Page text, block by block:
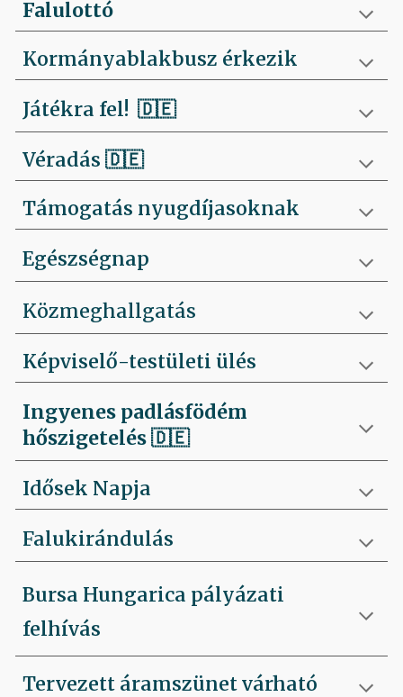
Falulottó
Kormányablakbusz érkezik
Játékra fel!🇩🇪
Véradás🇩🇪
Támogatás nyugdíjasoknak
Egészségnap
Közmeghallgatás
Képviselő-testületi ülés
Ingyenes padlásfödém
hőszigetelés🇩🇪
Idősek Napja
Falukirándulás
Bursa Hungarica pályázati
felhívás
Tervezett áramszünet várható